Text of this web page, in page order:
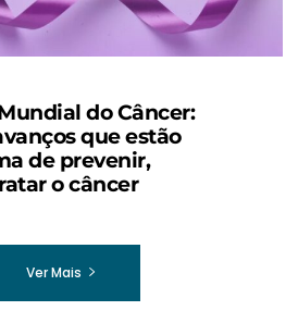
do Câncer:
que estão
de prevenir,
o câncer
Ver Mais